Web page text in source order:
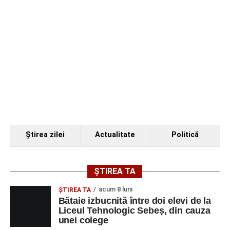
Ştirea zilei Actualitate Politică
ȘTIREA TA
ŞTIREA TA acum 8 luni
Bătaie izbucnită între doi elevi de la
Liceul Tehnologic Sebeș, din cauza
unei colege